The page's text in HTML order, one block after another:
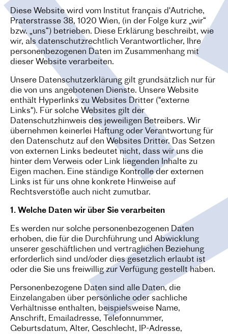
O
N
Diese Website wird vom Institut français d'Autriche,
Praterstrasse 38, 1020 Wien, (in der Folge kurz „wir“
bzw. „uns“) betrieben. Diese Erklärung beschreibt, wie
wir, als datenschutzrechtlich Verantwortlicher, Ihre
personenbezogenen Daten im Zusammenhang mit
dieser Website verarbeiten.
Unsere Datenschutzerklärung gilt grundsätzlich nur für
die von uns angebotenen Dienste. Unsere Website
enthält Hyperlinks zu Websites Dritter ("externe
Links"). Für solche Websites gilt der
Datenschutzhinweis des jeweiligen Betreibers. Wir
übernehmen keinerlei Haftung oder Verantwortung für
den Datenschutz auf den Websites Dritter. Das Setzen
von externen Links bedeutet nicht, dass wir uns die
hinter dem Verweis oder Link liegenden Inhalte zu
Eigen machen. Eine ständige Kontrolle der externen
Links ist für uns ohne konkrete Hinweise auf
Rechtsverstöße auch nicht zumutbar.
1. Welche Daten wir über Sie verarbeiten
Es werden nur solche personenbezogenen Daten
erhoben, die für die Durchführung und Abwicklung
unserer geschäftlichen und vertraglichen Beziehung
erforderlich sind und/oder dies gesetzlich erlaubt ist
oder die Sie uns freiwillig zur Verfügung gestellt haben.
Personenbezogene Daten sind alle Daten, die
Einzelangaben über persönliche oder sachliche
Verhältnisse enthalten, beispielsweise Name,
Anschrift, Emailadresse, Telefonnummer,
Geburtsdatum, Alter, Geschlecht, IP-Adresse,